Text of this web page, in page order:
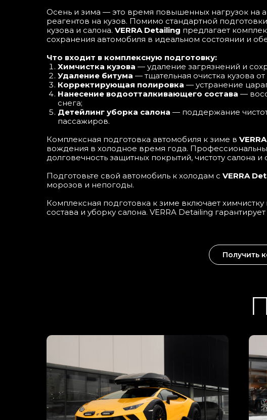
Осень и зима — это время повышенных нагрузок на
реагентов на кузов. Помимо стандартной
кузова и салона. VERRA Detailing предлагает
сохранения автомобиля в идеальном состоянии и
Что входит в комплексную подготовку:
Химчистка кузова — удаление загрязнений и
Удаление битума — тщательная очистка кузова
Корректирующая полировка — устранение
Нанесение водоотталкивающего состава —
снега;
Детейлинг уборка салона — поддержание
пассажиров.
Комплексная подготовка автомобиля к зиме в
вождения в холодное время года.
долговечность защитных покрытий, чистоту салона
Подготовьте свой автомобиль к холодам с VERRA
морозов и непогоды.
Комплексная подготовка к зиме включает
состава и уборку салона. VERRA Detailing
25
Получить
ЗАГ
50
25
Кнопка
14
50
35
25
Кнопка